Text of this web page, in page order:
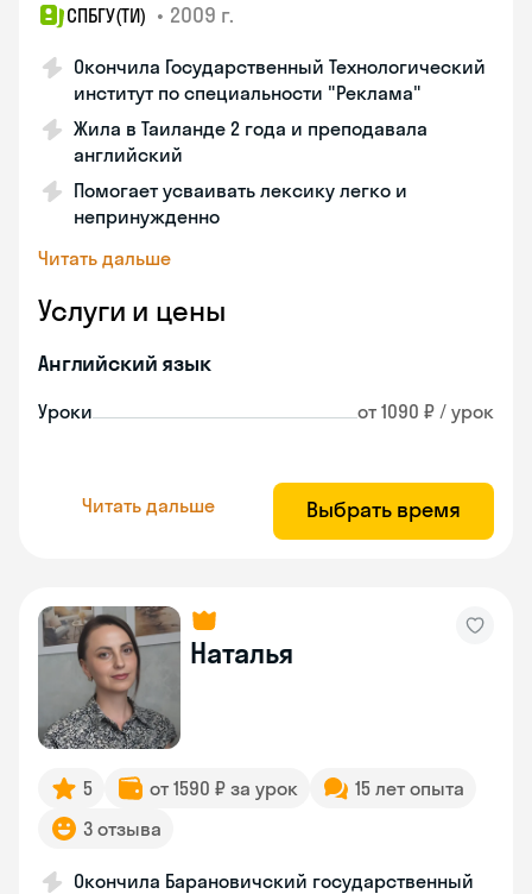
СПБГУ(ТИ) • 2009 г.
Окончила Государственный Технологический
институт по специальности "Реклама"
Жила в Таиланде 2 года и преподавала
английский
Помогает усваивать лексику легко и
непринужденно
Читать дальше
Услуги и цены
Английский язык
Уроки от 1090 ₽ / урок
Читать дальше Выбрать время
Наталья
5 от 1590 ₽ за урок
15 лет опыта
3 отзыва
Окончила Барановичский государственный